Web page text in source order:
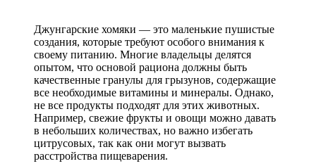
Джунгарские хомяки — это маленькие пушистые
создания, которые требуют особого внимания к
своему питанию. Многие владельцы делятся
опытом, что основой рациона должны быть
качественные гранулы для грызунов, содержащие
все необходимые витамины и минералы. Однако,
не все продукты подходят для этих животных.
Например, свежие фрукты и овощи можно давать
в небольших количествах, но важно избегать
цитрусовых, так как они могут вызвать
расстройства пищеварения.